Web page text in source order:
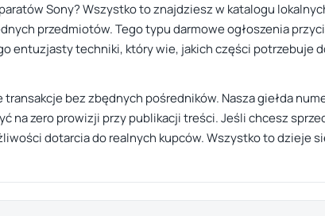
Sony? Wszystko to znajdziesz w katalogu
przedmiotów. Tego typu darmowe ogłoszenia
entuzjasty techniki, który wie, jakich części potrzebuje
bez zbędnych pośredników. Nasza giełda
na zero prowizji przy publikacji treści. Jeśli chcesz
dotarcia do realnych kupców. Wszystko to dzieje